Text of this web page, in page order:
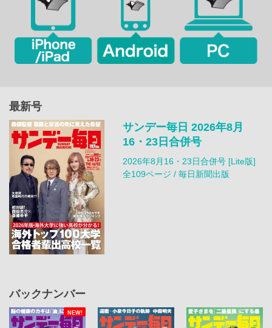
最新号
サンデー毎日 2026年8月
16・23日合併号
2026年8月16・23日合併号 [Lite版]
全109ページ / 毎日新聞出版
バックナンバー
NEW!